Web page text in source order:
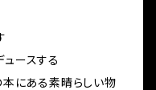
ースする
本にある素晴らしい物